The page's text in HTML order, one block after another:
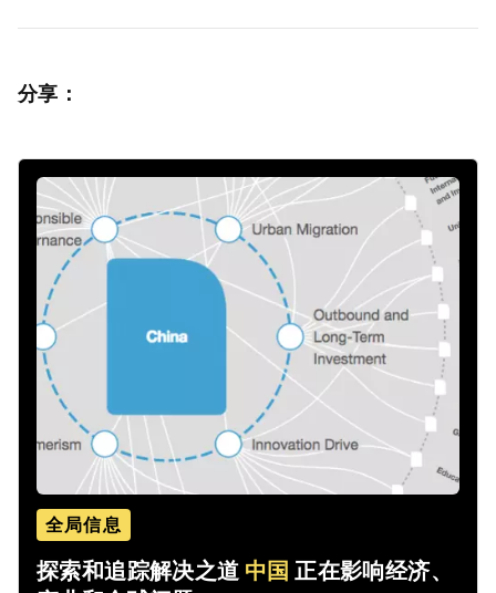
分享：
全局信息
探索和追踪解决之道 中国 正在影响经济、